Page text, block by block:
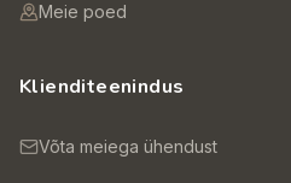
Meie poed
Klienditeenindus
Võta meiega ühendust